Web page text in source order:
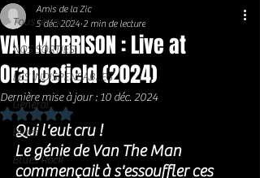
Tous les posts
NOS SORTIES
LES INDISPENSABLES
Général
Blues
Blues Rock
VAN MORRISON : Live at
Orangefield (2024)
Amis de la Zic
5 déc. 2024 2 min de lecture
Dernière mise à jour :10 déc. 2024
Noté NaN étoiles sur 5.
Qui l'eut cru !
Le génie de Van The Man
commençait à s'essouffler ces